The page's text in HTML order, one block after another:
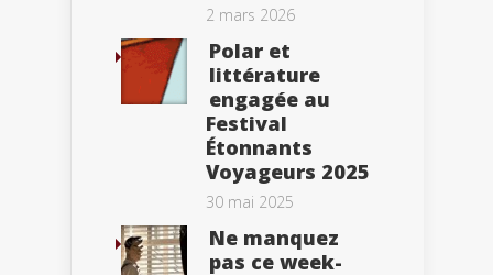
2 mars 2026
Polar et
littérature
engagée au
Festival
Étonnants
Voyageurs 2025
30 mai 2025
Ne manquez
pas ce week-